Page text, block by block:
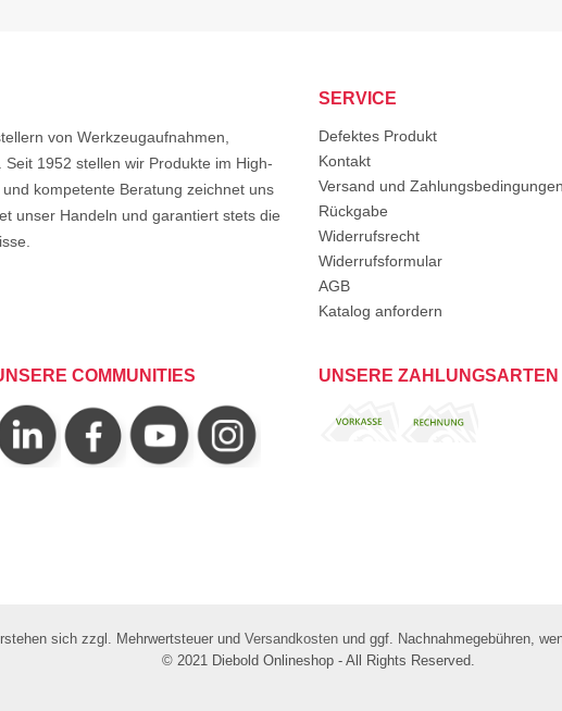
von Werkzeugaufnahmen,
1952 stellen wir Produkte im High-
kompetente Beratung zeichnet uns
unser Handeln und garantiert stets die
SERVICE
Defektes Produkt
Kontakt
Versand und Zahlungsbedingungen
Rückgabe
Widerrufsrecht
Widerrufsformular
AGB
Katalog anfordern
COMMUNITIES UNSERE ZAHLUNGSARTEN
sich zzgl. Mehrwertsteuer und Versandkosten und ggf. Nachnahmegebühren,
© 2021 Diebold Onlineshop - All Rights Reserved.